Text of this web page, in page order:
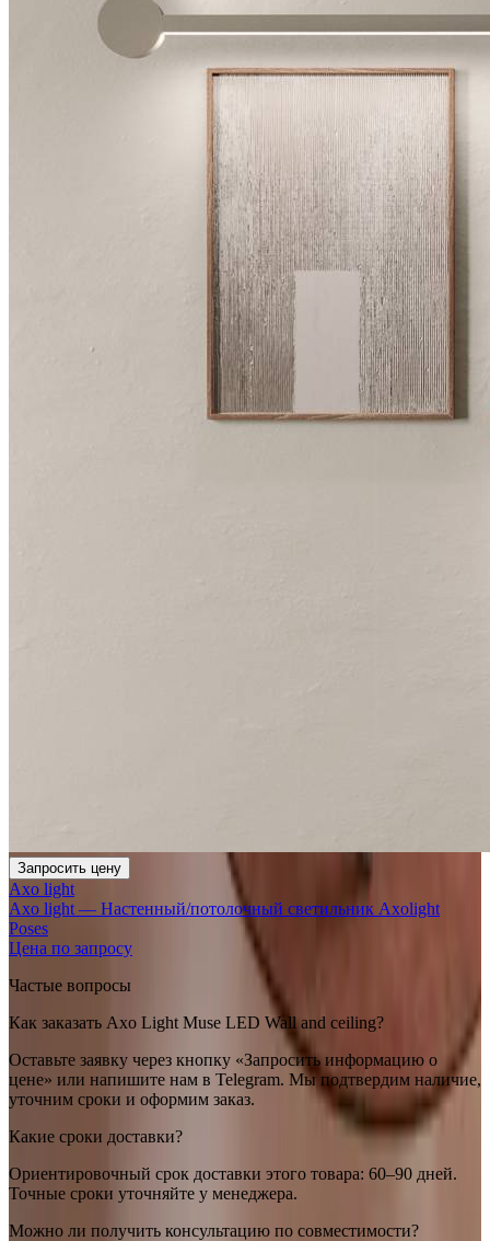
Запросить цену
Axo light
Axo light — Настенный/потолочный светильник Axolight
Poses
Цена по запросу
Частые вопросы
Как заказать Axo Light Muse LED Wall and ceiling?
Оставьте заявку через кнопку «Запросить информацию о
цене» или напишите нам в Telegram. Мы подтвердим наличие,
уточним сроки и оформим заказ.
Какие сроки доставки?
Ориентировочный срок доставки этого товара: 60–90 дней.
Точные сроки уточняйте у менеджера.
Можно ли получить консультацию по совместимости?